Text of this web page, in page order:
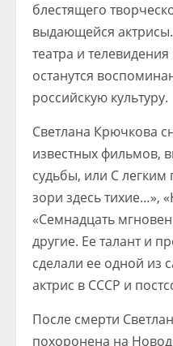
блестящего
выдающейся
театра и
останутся
российскую культуру.
Светлана Крючкова
известных фильмов,
судьбы, или С
зори здесь тихие…»,
«Семнадцать
другие. Ее талант и
сделали ее одной из
актрис в СССР и
После смерти
похоронена на